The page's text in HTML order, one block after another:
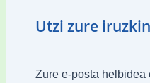
Utzi zure
Zure e-posta helbidea